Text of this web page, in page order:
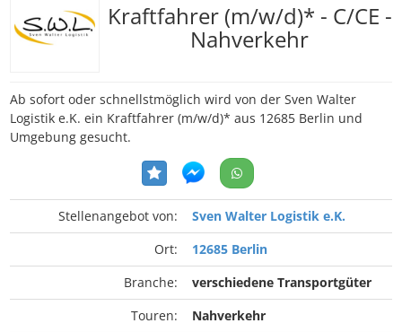
Kraftfahrer (m/w/d)* - C/CE -
Nahverkehr
Ab sofort oder schnellstmöglich wird von der Sven Walter
Logistik e.K. ein Kraftfahrer (m/w/d)* aus 12685 Berlin und
Umgebung gesucht.
Stellenangebot von:
Sven Walter Logistik e.K.
Ort:
12685 Berlin
Branche:
verschiedene Transportgüter
Touren:
Nahverkehr